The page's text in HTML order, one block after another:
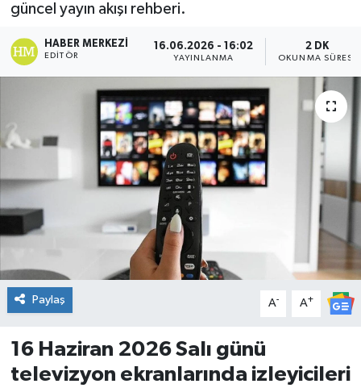
güncel yayın akışı rehberi.
HABER MERKEZI
EDITÖR
16.06.2026 - 16:02
YAYINLANMA
2 DK
OKUNMA SÜRESI
Paylaş A- A+
16 Haziran 2026 Salı günü
televizyon ekranlarında izleyicileri
Burhaniye
ÇEVRE
DÜNYA
Dursunbey
Erdek
Gömeç
Gönen
Son Dakika Haberleri
Haber Arşivi